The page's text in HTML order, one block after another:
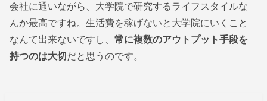
会社に通いながら、大学院で研究するライフスタイルな
んか最高ですね。生活費を稼げないと大学院にいくこと
なんて出来ないですし、常に複数のアウトプット手段を
持つのは大切 だと思うのです。